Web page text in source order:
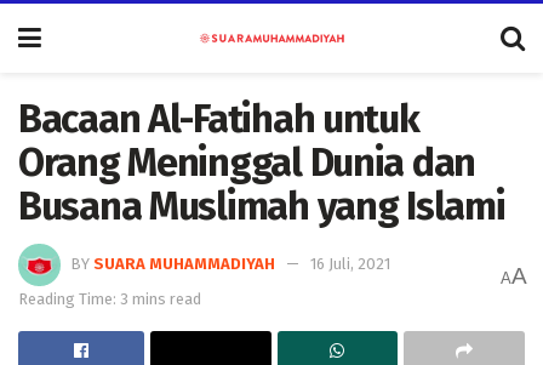
Bacaan Al-Fatihah untuk
Orang Meninggal Dunia dan
Busana Muslimah yang Islami
BY SUARA MUHAMMADIYAH
16 Juli, 2021
Reading Time: 3 mins read
AA